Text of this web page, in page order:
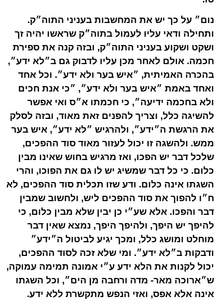
נום״ על כך יש את המחשבות בעניני התוה״ק.
ותחילה ודאי עליו לעמול בתוה״ק שראשו יהיה זך
ושקט ושקוע בעניני התוה״ק, ובזה קנה את ספירת
חכמה. אולם לאחר מכן עליו לדבוק גם ב״לא ידע״,
בהכרה האמיתית, ״איש בער ולא ידע״. וכל אחד
ואחד באמת ״איש בער ולא ידע״, ״כי אנת חכים
ולא בחכמה ידיעה״, כי חכמתו א״ס ואי אפשר
להשיגה כלל, וצריך להפנים זאת מאוד, ובזה לסלק
את הרגשת ה״ידע״, ולהרגיש ״לא ידע״, איש בער
ממש. ולהשגה זו יכול לעזור מאוד סוד ההפכים,
שלכל דבר יש הפכו, ואז מרגיש בחוש שאינו מבין
כלום. כי כל דבר שמשיג יש לו גם את הפוכו, והרי
השגתו אינה כלום. ודע שזו תכלית סוד ההפכים, לא
ח״ו להפוך את סוד ההפכים ליש, ולחשוב שמבין
דבר והפכו. אלא שע״י כן יבין שלא מבין כלום, כי
להיפך יש היפך, ולהיפך היפך, נמצא שאין דבר
מוחלט ומושג כלל, ומכך יגיע לביטול ה״ידע״
ודבקות ב״לא ידע״. ומי שלא זכה לסוד ההפכים,
יכול לקנות את הלא ידע ע״י אמונה תמימה עמוקה,
ש״ארוכה מאר- מדה ורחבה מן הים״, וכל השגתו
אינה אלא אפס, ואזי הנפש מתקשרת ללא ידע.